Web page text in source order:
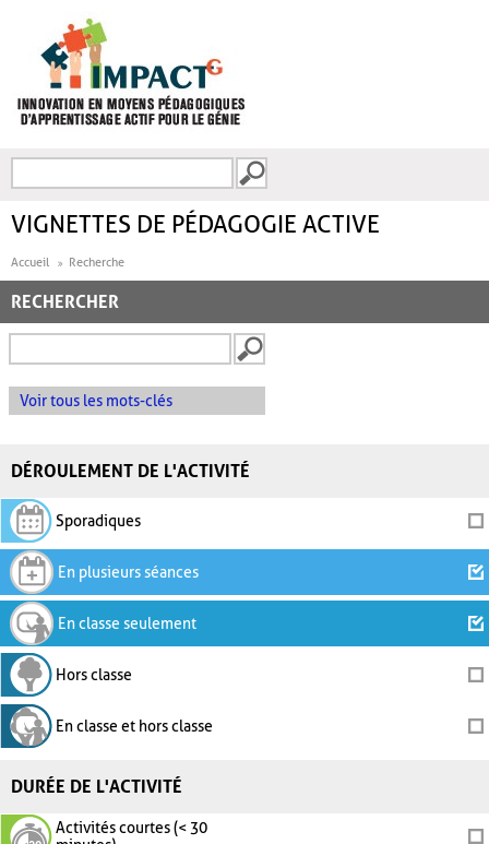
FORMULAIRE DE
VIGNETTES DE PÉDAGOGIE ACTIVE
Accueil Recherche
RECHERCHER
Voir tous les mots-clés
DÉROULEMENT DE L'ACTIVITÉ
Sporadiques
En plusieurs séances
En classe seulement
Hors classe
En classe et hors classe
DURÉE DE L'ACTIVITÉ
Activités courtes (< 30